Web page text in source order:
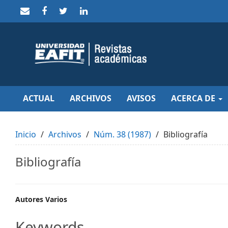
to
Main
Navigation
Content
Sidebar
ACTUAL ARCHIVOS AVISOS ACERCA DE
Inicio Archivos Núm. 38 (1987) Bibliografía
Bibliografía
Main
Article
Autores Varios